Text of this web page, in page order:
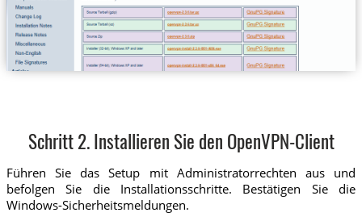
Schritt 2. Installieren Sie den OpenVPN-Client
Führen Sie das Setup mit Administratorrechten aus und
befolgen Sie die Installationsschritte. Bestätigen Sie die
Windows-Sicherheitsmeldungen.